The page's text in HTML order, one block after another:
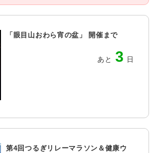
「眼目山おわら宵の盆」 開催まで
あと 3 日
第4回つるぎリレーマラソン＆健康ウ